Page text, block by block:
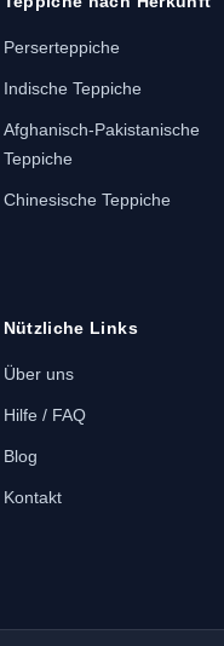
Perserteppiche
Indische Teppiche
Afghanisch-Pakistanische
Teppiche
Chinesische Teppiche
Nützliche Links
Über uns
Hilfe / FAQ
Blog
Kontakt